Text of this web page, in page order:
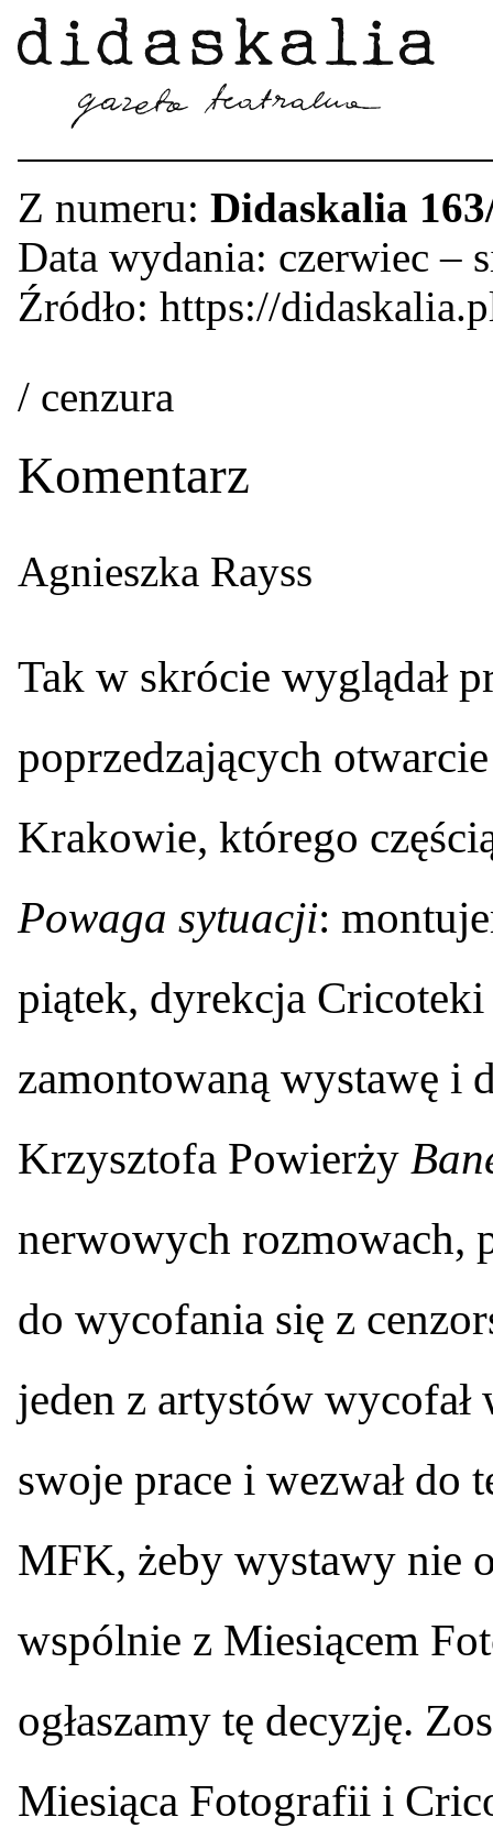
Z numeru: Didaskalia
Data wydania: czerwiec –
Źródło: https://
/ cenzura
Komentarz
Agnieszka Rayss
Tak w skrócie wyglądał
poprzedzających
Krakowie, którego
Powaga sytuacji:
piątek, dyrekcja
zamontowaną wystawę i
Krzysztofa Powierży
nerwowych rozmowach,
do wycofania się z
jeden z artystów wycofał
swoje prace i wezwał do
MFK, żeby wystawy nie
wspólnie z Miesiącem
ogłaszamy tę decyzję.
Miesiąca Fotografii i